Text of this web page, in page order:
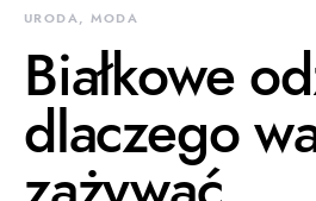
URODA, MODA
Białkowe
dlaczego